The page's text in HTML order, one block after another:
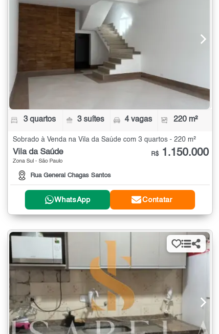
3 quartos 3 suítes 4 vagas 220 m²
Sobrado à Venda na Vila da Saúde com 3 quartos - 220 m²
Vila da Saúde
Zona Sul - São Paulo
Rua General Chagas Santos
R$ 1.150.000
WhatsApp Contatar